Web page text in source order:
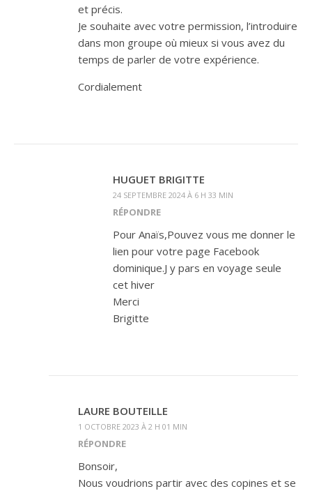
et précis.
Je souhaite avec votre permission, l’introduire
dans mon groupe où mieux si vous avez du
temps de parler de votre expérience.
Cordialement
HUGUET BRIGITTE
24 SEPTEMBRE 2024 À 6 H 33 MIN
RÉPONDRE
Pour Anaïs,Pouvez vous me donner le
lien pour votre page Facebook
dominique.J y pars en voyage seule
cet hiver
Merci
Brigitte
LAURE BOUTEILLE
1 OCTOBRE 2023 À 2 H 01 MIN
RÉPONDRE
Bonsoir,
Nous voudrions partir avec des copines et se